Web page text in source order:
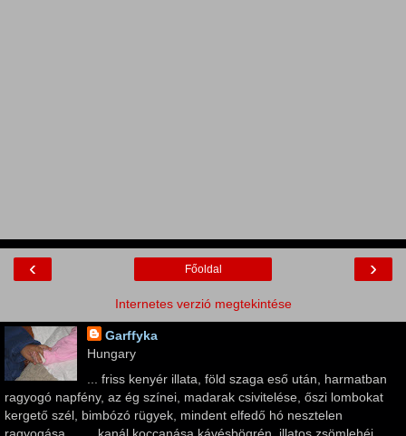
‹ ›
Főoldal
Internetes verzió megtekintése
Garffyka
Hungary
... friss kenyér illata, föld szaga eső után, harmatban
ragyogó napfény, az ég színei, madarak csivitelése, őszi lombokat
kergető szél, bimbózó rügyek, mindent elfedő hó nesztelen
ragyogása ... ... kanál koccanása kávésbögrén, illatos zsömlehéj